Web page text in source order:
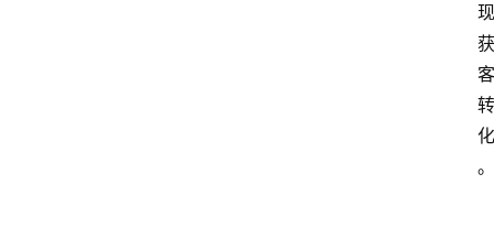
现
获
客
转
化
。